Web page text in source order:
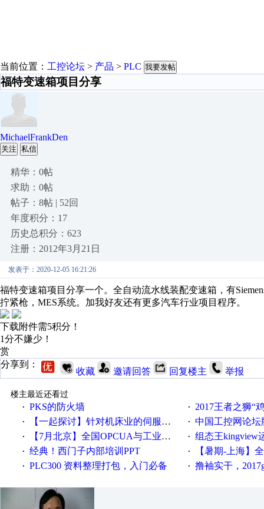
当前位置： 工控论坛 > 产品 > PLC 我要发帖
福特变速箱项目分享
MichaelFrankDen
关注 私信
精华：0帖
求助：0帖
帖子：8帖 | 52回
年度积分：17
历史总积分：623
注册：2012年3月21日
发表于：2020-12-05 16:21:26
福特变速箱项目分享一个。全自动流水线装配变速箱，有
拧紧枪，MES系统。加我好友还有更多汽车行业项目程序。
下载附件需5积分！
1分不嫌少！
赏
分享到：
收藏 邀请回答 回复楼主 举报
楼主最近还看过
· PKS的防火墙 · 2017王者之狮“鸡”情签到
· 【一起探讨】针对机床业的伺服系统发展，您的期望是什么？ · 中国工控网论坛版
· 【7月北京】全国OPCUA与工业互联技术培训班通知！ · 组态王kingview
· 经典！西门子内部培训PPT · 【暑期-上海】全国工业
· PLC300 资料整理打包，入门必备 · 撸袖实干，2017gongkong®第